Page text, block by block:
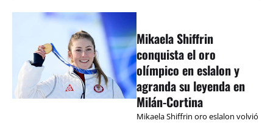
Mikaela Shiffrin
conquista el oro
olímpico en eslalon y
agranda su leyenda en
Milán-Cortina
Mikaela Shiffrin oro eslalon volvió